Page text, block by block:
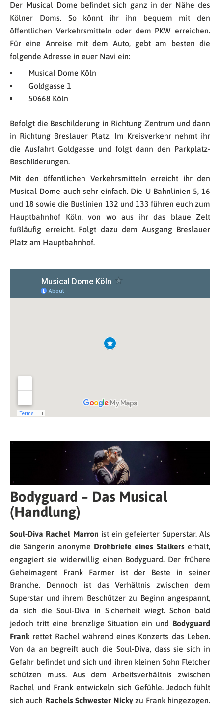
Der Musical Dome befindet sich ganz in der Nähe des
Kölner Doms. So könnt ihr ihn bequem mit den
öffentlichen Verkehrsmitteln oder dem PKW erreichen.
Für eine Anreise mit dem Auto, gebt am besten die
folgende Adresse in euer Navi ein:
Musical Dome Köln
Goldgasse 1
50668 Köln
Befolgt die Beschilderung in Richtung Zentrum und dann
in Richtung Breslauer Platz. Im Kreisverkehr nehmt ihr
die Ausfahrt Goldgasse und folgt dann den Parkplatz-
Beschilderungen.
Mit den öffentlichen Verkehrsmitteln erreicht ihr den
Musical Dome auch sehr einfach. Die U-Bahnlinien 5, 16
und 18 sowie die Buslinien 132 und 133 führen euch zum
Hauptbahnhof Köln, von wo aus ihr das blaue Zelt
fußläufig erreicht. Folgt dazu dem Ausgang Breslauer
Platz am Hauptbahnhof.
Bodyguard – Das Musical
(Handlung)
Soul-Diva Rachel Marron ist ein gefeierter Superstar. Als
die Sängerin anonyme Drohbriefe eines Stalkerserhält,
engagiert sie widerwillig einen Bodyguard. Der frühere
Geheimagent Frank Farmer ist der Beste in seiner
Branche. Dennoch ist das Verhältnis zwischen dem
Superstar und ihrem Beschützer zu Beginn angespannt,
da sich die Soul-Diva in Sicherheit wiegt. Schon bald
jedoch tritt eine brenzlige Situation ein und Bodyguard
Frank rettet Rachel während eines Konzerts das Leben.
Von da an begreift auch die Soul-Diva, dass sie sich in
Gefahr befindet und sich und ihren kleinen Sohn Fletcher
schützen muss. Aus dem Arbeitsverhältnis zwischen
Rachel und Frank entwickeln sich Gefühle. Jedoch fühlt
sich auch Rachels Schwester Nickyzu Frank hingezogen.